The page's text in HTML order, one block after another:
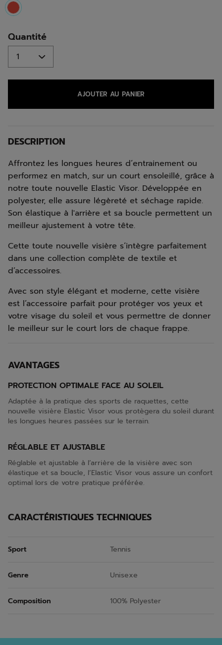
selected
Quantité
AJOUTER AU PANIER
DESCRIPTION
Affrontez les longues heures d’entrainement ou
performez en match, sur un court ensoleillé, grâce à
notre toute nouvelle Elastic Visor. Développée en
polyester, elle assure légèreté et séchage rapide.
Son élastique à l'arrière et sa boucle permettent un
meilleur ajustement à votre tête.
Cette toute nouvelle visière s’intègre parfaitement
dans une collection complète de textile et
d’accessoires.
Avec son style élégant et moderne, cette visière
est l’accessoire parfait pour protéger vos yeux et
votre visage du soleil et vous permettre de donner
le meilleur sur le court lors de chaque frappe.
AVANTAGES
PROTECTION OPTIMALE FACE AU SOLEIL
Adaptée à la pratique des sports de raquettes, cette
nouvelle visière Elastic Visor vous protègera du soleil durant
les longues heures passées sur le terrain.
RÉGLABLE ET AJUSTABLE
Réglable et ajustable à l’arrière de la visière avec son
élastique et sa boucle, l’Elastic Visor vous assure un confort
optimal lors de votre pratique préférée.
CARACTÉRISTIQUES TECHNIQUES
Sport Tennis
Genre Unisexe
Composition 100% Polyester